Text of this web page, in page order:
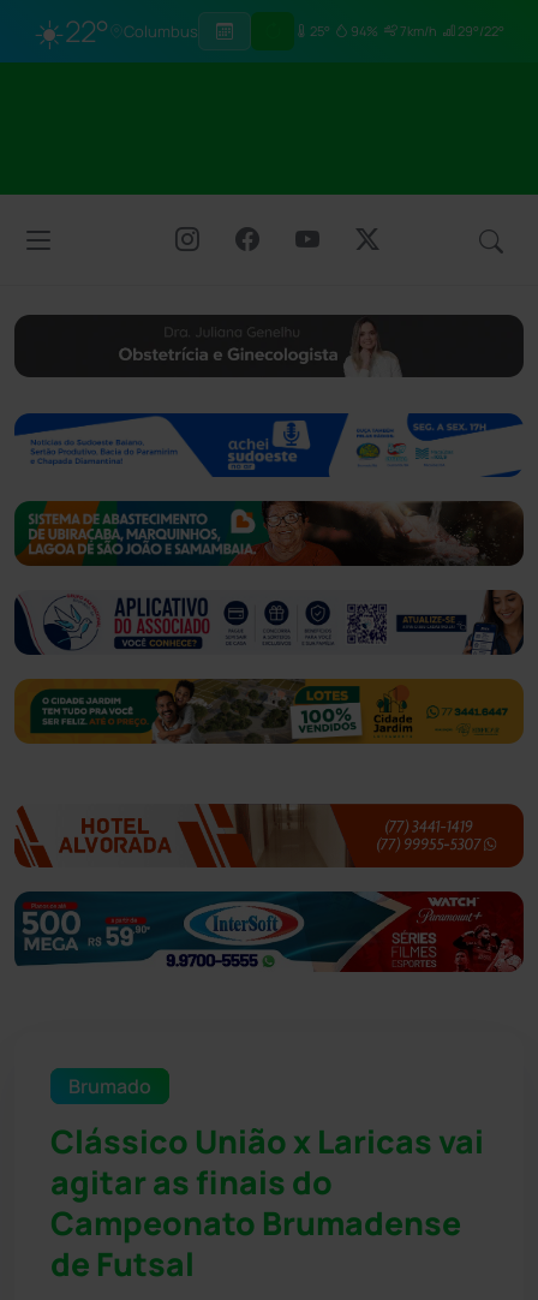
☀️22° Columbus 25° 94% 7km/h 29°/22°
Brumado
Clássico União x Laricas vai
agitar as finais do
Campeonato Brumadense
de Futsal